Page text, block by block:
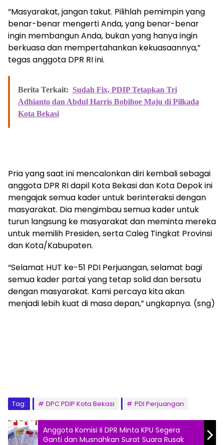
“Masyarakat, jangan takut. Pilihlah pemimpin yang
benar-benar mengerti Anda, yang benar-benar
ingin membangun Anda, bukan yang hanya ingin
berkuasa dan mempertahankan kekuasaannya,”
tegas anggota DPR RI ini.
Berita Terkait: Sudah Fix, PDIP Tetapkan Tri
Adhianto dan Abdul Harris Bobihoe Maju di Pilkada
Kota Bekasi
Pria yang saat ini mencalonkan diri kembali sebagai
anggota DPR RI dapil Kota Bekasi dan Kota Depok ini
mengajak semua kader untuk berinteraksi dengan
masyarakat. Dia mengimbau semua kader untuk
turun langsung ke masyarakat dan meminta mereka
untuk memilih Presiden, serta Caleg Tingkat Provinsi
dan Kota/Kabupaten.
“Selamat HUT ke-51 PDI Perjuangan, selamat bagi
semua kader partai yang tetap solid dan bersatu
dengan masyarakat. Kami percaya kita akan
menjadi lebih kuat di masa depan,” ungkapnya. (sng)
Tag: DPC PDIP Kota Bekasi PDI Perjuangan
Anggota Komisi II DPR Minta KPU Segera
Ganti dan Musnahkan Surat Suara Rusak